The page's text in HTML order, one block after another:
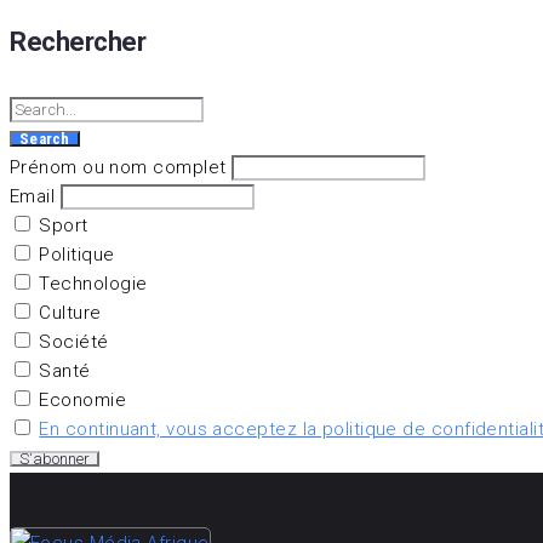
Rechercher
Search
for:
Search
Prénom ou nom complet
Email
Sport
Politique
Technologie
Culture
Société
Santé
Economie
En continuant, vous acceptez la politique de